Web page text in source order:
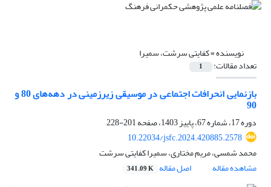
نویسنده =کفایتی سرشت، سمیرا
تعداد مقالات: 1
بازنمایی انحرافات اجتماعی در موسیقی زیرزمینی در دهه‌های 80 و
90
دوره 17، شماره 67، پاییز 1403، صفحه
201-228
10.22034/jsfc.2024.420885.2578
محمد شمسی، مریم مختاری، سمیرا کفایتی سرشت
مشاهده مقاله
اصل مقاله 341.09 K